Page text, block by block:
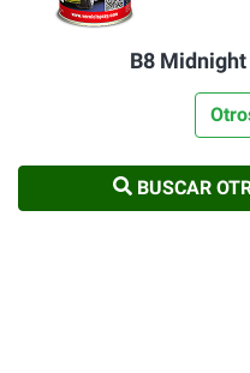
B8
BUSCAR